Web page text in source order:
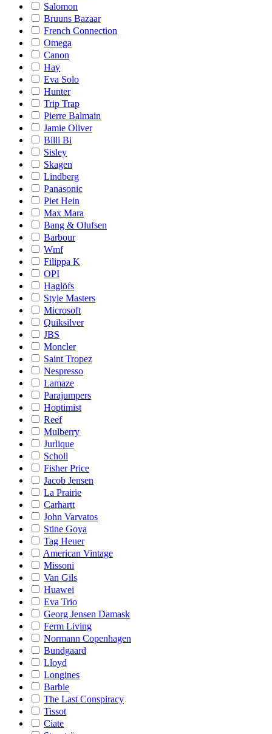
Salomon
Bruuns Bazaar
French Connection
Omega
Canon
Hay
Eva Solo
Hunter
Trip Trap
Pierre Balmain
Jamie Oliver
Billi Bi
Sisley
Skagen
Lindberg
Panasonic
Piet Hein
Max Mara
Bang & Olufsen
Barbour
Wmf
Filippa K
OPI
Haglöfs
Style Masters
Microsoft
Quiksilver
JBS
Moncler
Saint Tropez
Nespresso
Lamaze
Parajumpers
Hoptimist
Reef
Mulberry
Jurlique
Scholl
Fisher Price
Jacob Jensen
La Prairie
Carhartt
John Varvatos
Stine Goya
Tag Heuer
American Vintage
Missoni
Van Gils
Huawei
Eva Trio
Georg Jensen Damask
Ferm Living
Normann Copenhagen
Bundgaard
Lloyd
Longines
Barbie
The Last Conspiracy
Tissot
Ciate